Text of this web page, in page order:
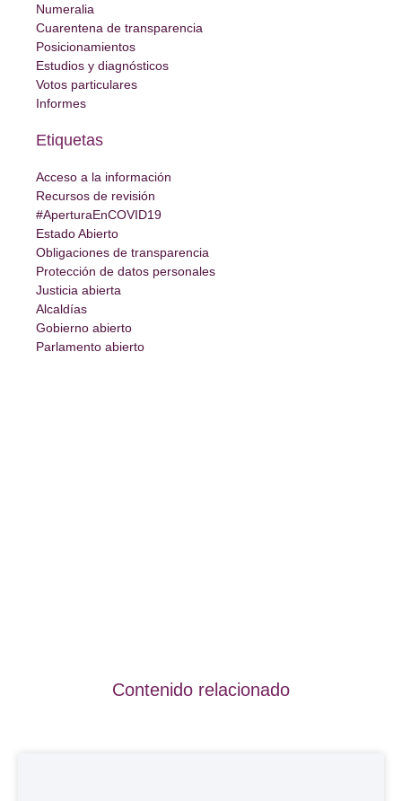
Numeralia
Cuarentena de transparencia
Posicionamientos
Estudios y diagnósticos
Votos particulares
Informes
Etiquetas
Acceso a la información
Recursos de revisión
#AperturaEnCOVID19
Estado Abierto
Obligaciones de transparencia
Protección de datos personales
Justicia abierta
Alcaldías
Gobierno abierto
Parlamento abierto
Contenido relacionado